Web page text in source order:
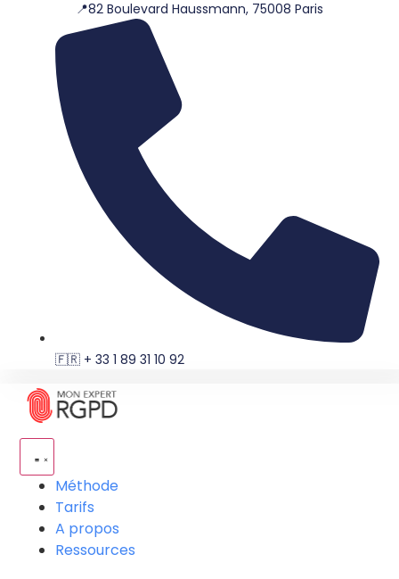
📍82 Boulevard Haussmann, 75008 Paris
🇫🇷 + 33 1 89 31 10 92
Méthode
Tarifs
A propos
Ressources